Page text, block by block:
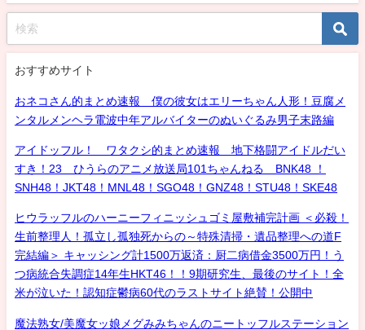
おすすめサイト
おネコさん的まとめ速報 僕の彼女はエリーちゃん人形！豆腐メ
ンタルメンヘラ電波中年アルバイターのぬいぐるみ男子末路編
アイドッフル！ ワタクシ的まとめ速報 地下格闘アイドルだい
すき！23 ひうらのアニメ放送局101ちゃんねる BNK48 ！
SNH48！JKT48！MNL48！SGO48！GNZ48！STU48！SKE48
ヒウラッフルのハーニーフィニッシュゴミ屋敷補完計画 ＜必殺！
生前整理人！孤立し孤独死からの～特殊清掃・遺品整理への道F
完結編＞ キャッシング計1500万返済：厨二病借金3500万円！う
つ病統合失調症14年生HKT46！！9期研究生、最後のサイト！全
米が泣いた！認知症鬱病60代のラストサイト絶賛！公開中
魔法熟女/美魔女ッ娘メグみみちゃんのニートッフルステーション